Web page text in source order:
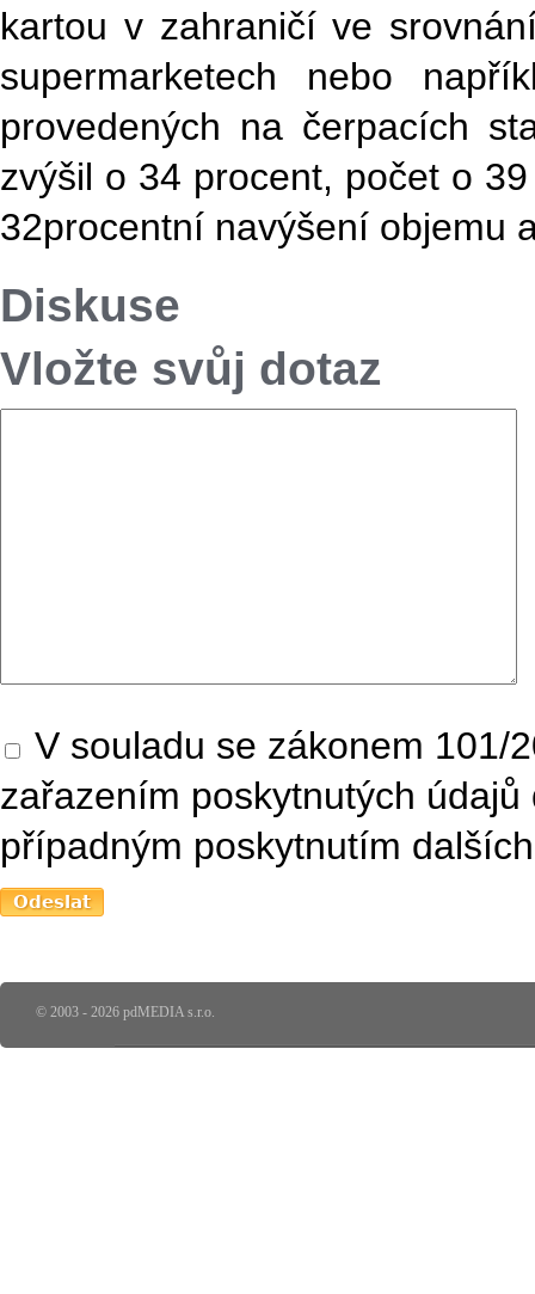
kartou v zahraničí ve
supermarketech nebo
provedených na čerpacích
zvýšil o 34 procent, počet o
32procentní navýšení objemu
Diskuse
Vložte svůj dotaz
V souladu se zákonem 101/
zařazením poskytnutých
případným poskytnutím
© 2003 - 2026 pdMEDIA s.r.o.